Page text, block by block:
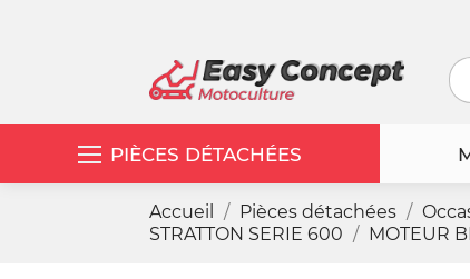
PIÈCES DÉTACHÉES
Accueil Pièces détachées
STRATTON SERIE 600
MOTEUR